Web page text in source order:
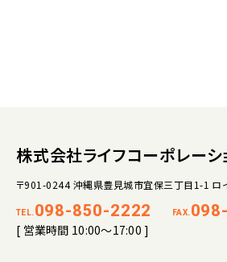
株式会社ライフコーポレーシ
〒901-0244 沖縄県豊見城市宜保三丁目1-1 ロ
TEL. 098-850-2222 FAX.
[ 営業時間 10:00～17:00 ]